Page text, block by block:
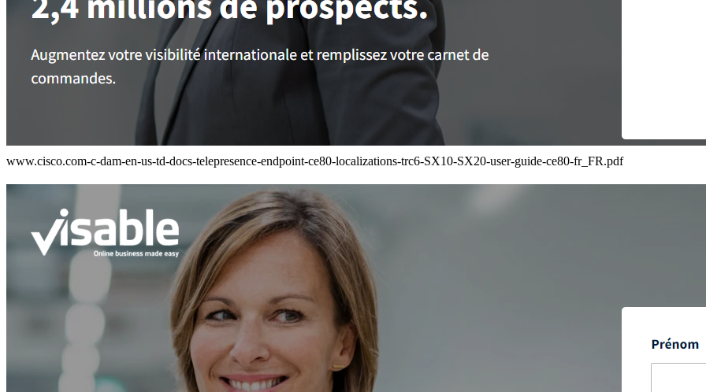
www.cisco.com-c-dam-en-us-td-docs-telepresence-endpoint-ce80-localizations-trc6-SX10-SX20-user-guide-ce80-fr_FR.pdf